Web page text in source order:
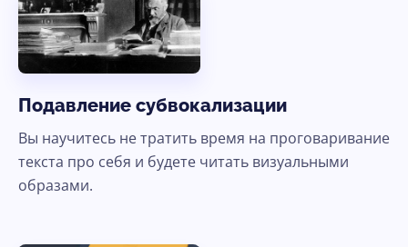
Подавление субвокализации
Вы научитесь не тратить время на проговаривание
текста про себя и будете читать визуальными
образами.